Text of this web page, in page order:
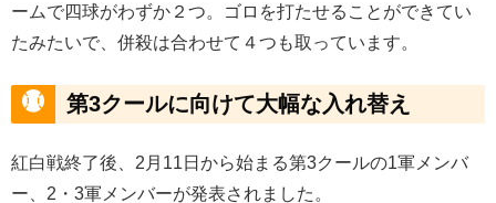
ームで四球がわずか２つ。ゴロを打たせることができてい
たみたいで、併殺は合わせて４つも取っています。
第3クールに向けて大幅な入れ替え
紅白戦終了後、2月11日から始まる第3クールの1軍メンバ
ー、2・3軍メンバーが発表されました。